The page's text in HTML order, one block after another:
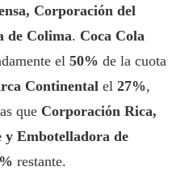
Corporación del
de Colima. Coca Cola
el 50% de la cuota
Continental el 27%,
que Corporación Rica,
Embotelladora de
restante.